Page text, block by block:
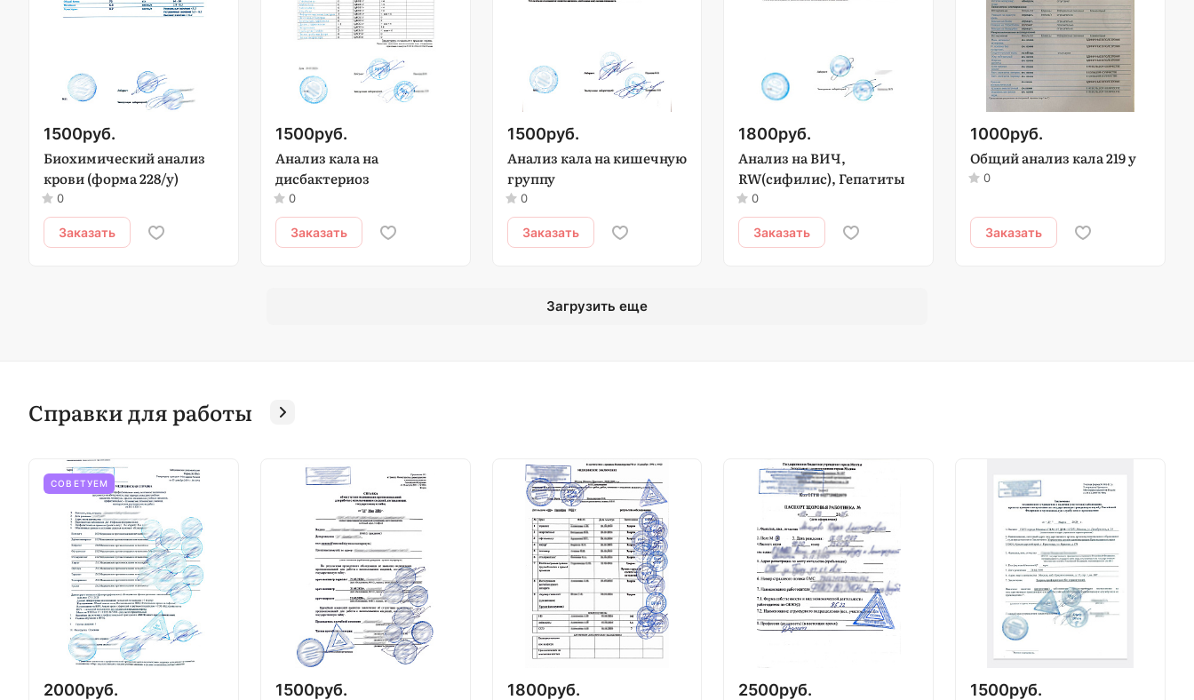
1500руб.
Биохимический анализ
крови (форма 228/у)
0
Заказать
1500руб.
Анализ кала на
дисбактериоз
0
Заказать
1500руб.
Анализ кала на кишечную
группу
0
Заказать
1800руб.
Анализ на ВИЧ,
RW(сифилис), Гепатиты
0
Заказать
1000руб.
Общий анализ кала 219 у
0
Заказать
Загрузить еще
Справки для работы
СОВЕТУЕМ
2000руб. 1500руб. 1800руб. 2500руб. 1500руб.